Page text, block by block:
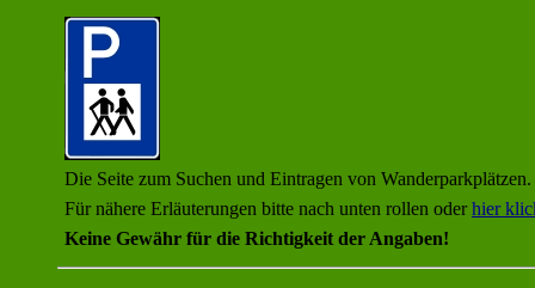
Die Seite zum Suchen und Eintragen von Wanderparkplätzen.
Für nähere Erläuterungen bitte nach unten rollen oderhier
Keine Gewähr für die Richtigkeit der Angaben!